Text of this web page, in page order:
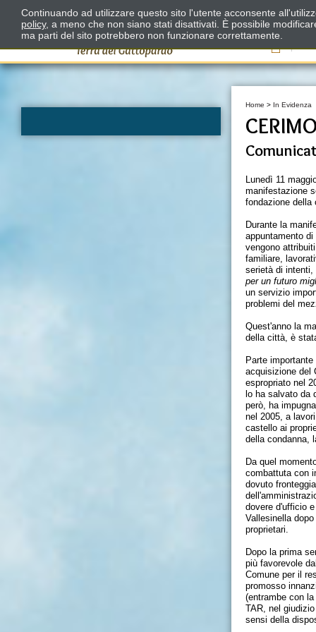
Il
Home > In Evidenza
Lunedì 11
manifestazione
fondazione della
Durante la
appuntamento
vengono
familiare,
serietà di
per un futuro
un servizio
problemi del
Quest'anno la
della città, è
Parte
acquisizione del
espropriato nel
lo ha salvato da
però, ha
nel 2005, a
castello ai
della condanna,
Da quel
combattuta con
dovuto
dovere d'ufficio
Vallesinella
proprietari.
Dopo la prima
più favorevole
Comune per il
promosso
(entrambe con
TAR, nel
sensi della
Continuando ad utilizzare questo sito l'utente acconsente
policy, a meno che non siano stati disattivati. È possibile
ma parti del sito potrebbero non funzionare correttamente.